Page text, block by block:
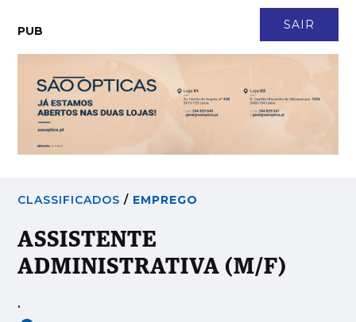
SAIR
PUB
CLASSIFICADOS / EMPREGO
ASSISTENTE
ADMINISTRATIVA (M/F)
.